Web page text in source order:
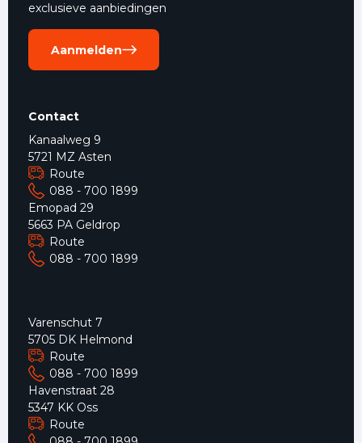
exclusieve aanbiedingen
Aanmelden
Contact
Kanaalweg 9
5721 MZ Asten
Route
088 - 700 1899
Emopad 29
5663 PA Geldrop
Route
088 - 700 1899
Varenschut 7
5705 DK Helmond
Route
088 - 700 1899
Havenstraat 28
5347 KK Oss
Route